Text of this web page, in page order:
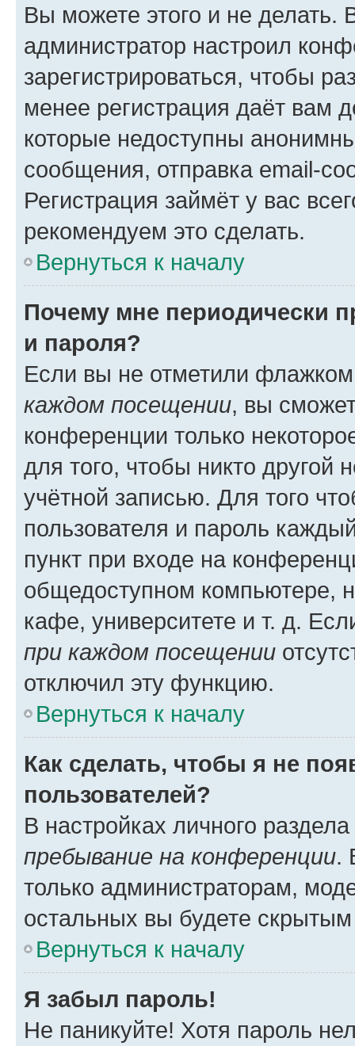
Вы можете этого и не делать.
администратор настроил
зарегистрироваться, чтобы
менее регистрация даёт вам
которые недоступны
сообщения, отправка email-
Регистрация займёт у вас
рекомендуем это сделать.
Вернуться к началу
Почему мне периодически
и пароля?
Если вы не отметили
каждом посещении, вы
конференции только
для того, чтобы никто другой
учётной записью. Для того
пользователя и пароль
пункт при входе на
общедоступном компьютере,
кафе, университете и т. д.
при каждом посещении
отключил эту функцию.
Вернуться к началу
Как сделать, чтобы я не
пользователей?
В настройках личного
пребывание на конференции.
только администраторам,
остальных вы будете
Вернуться к началу
Я забыл пароль!
Не паникуйте! Хотя пароль